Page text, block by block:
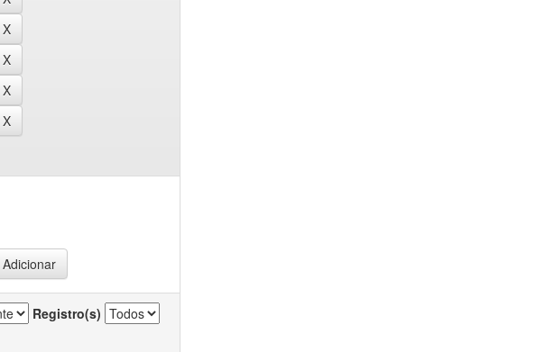
Registro(s)